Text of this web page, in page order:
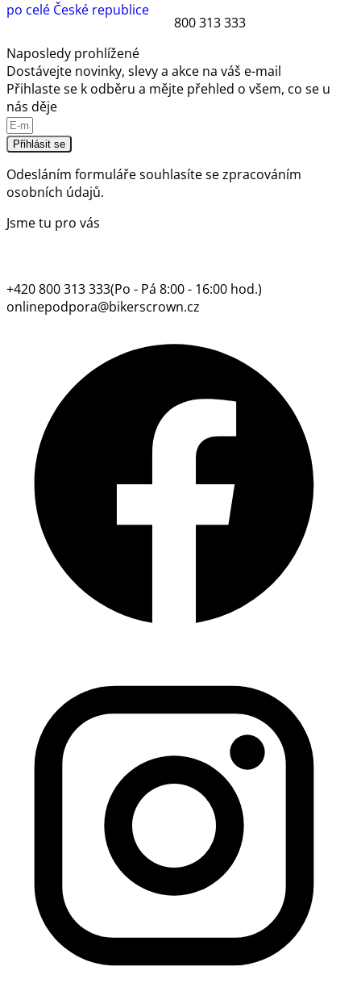
po celé České republice
800 313 333
Naposledy prohlížené
Dostávejte novinky, slevy a akce na váš e-mail
Přihlaste se k odběru a mějte přehled o všem, co se u
nás děje
Přihlásit se
Odesláním formuláře souhlasíte sezpracováním
osobních údajů.
Jsme tu pro vás
+420 800 313 333(Po - Pá 8:00 - 16:00 hod.)
onlinepodpora@bikerscrown.cz